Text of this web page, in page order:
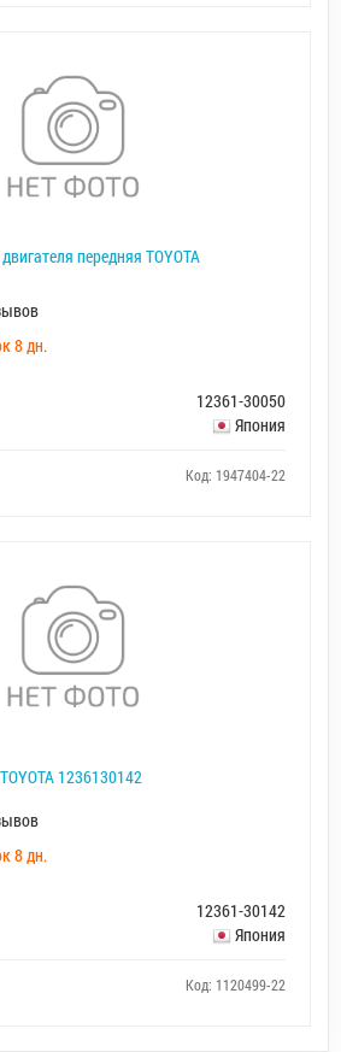
передняя TOYOTA
8 дн.
12361-30050
Япония
Код: 1947404-22
1236130142
8 дн.
12361-30142
Япония
Код: 1120499-22